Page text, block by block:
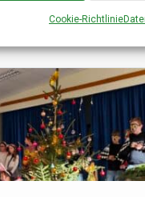
Cookie-Richtlinie